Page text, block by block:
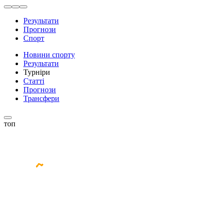
Результати
Прогнози
Спорт
Новини спорту
Результати
Турніри
Статті
Прогнози
Трансфери
топ